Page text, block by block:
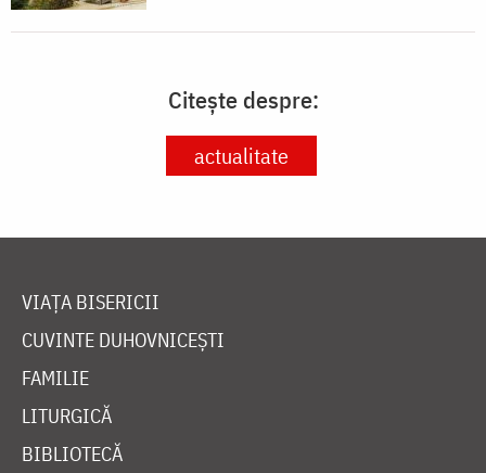
Citește despre:
actualitate
VIAȚA BISERICII
CUVINTE DUHOVNICEȘTI
FAMILIE
LITURGICĂ
BIBLIOTECĂ